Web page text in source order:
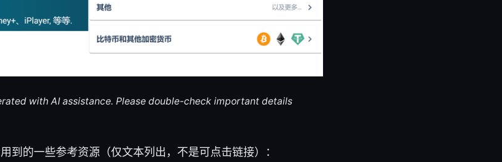
with AI assistance. Please double-check important details
到的一些参考资源（仅文本列出，不是可点击链接）：